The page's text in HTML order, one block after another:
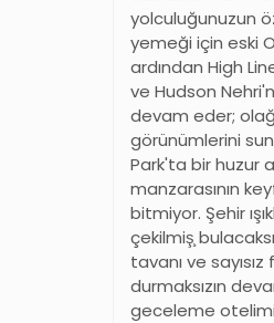
yolculuğunuzun
yemeği için eski
ardından High
ve Hudson
devam eder;
görünümlerini
Park'ta bir huzur
manzarasının
bitmiyor. Şehir
çekilmiş̧
tavanı ve
durmaksızın
geceleme